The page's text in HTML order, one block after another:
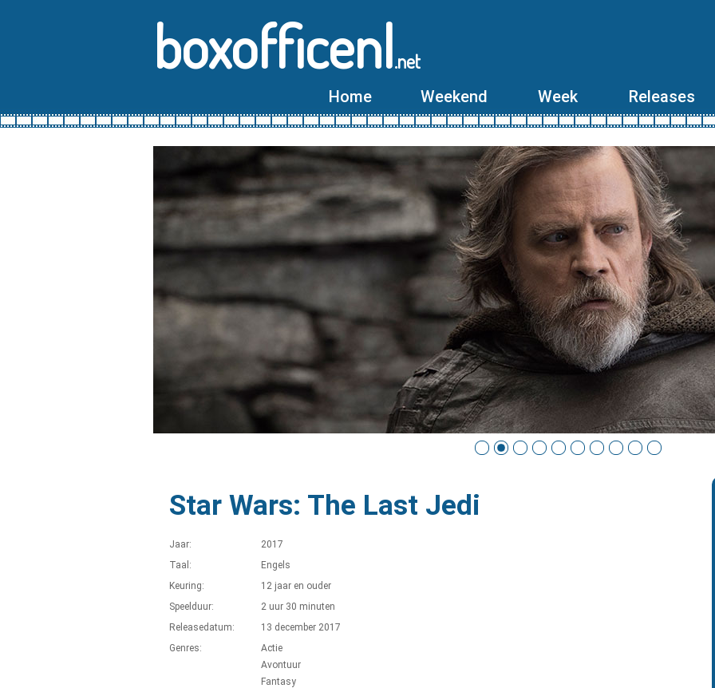
boxofficenl.net
Home Weekend Week Releases
Star Wars: The Last Jedi
Jaar:
2017
Taal:
Engels
Keuring:
12 jaar en ouder
Speelduur:
2 uur 30 minuten
Releasedatum:
13 december 2017
Genres:
Actie
Avontuur
Fantasy